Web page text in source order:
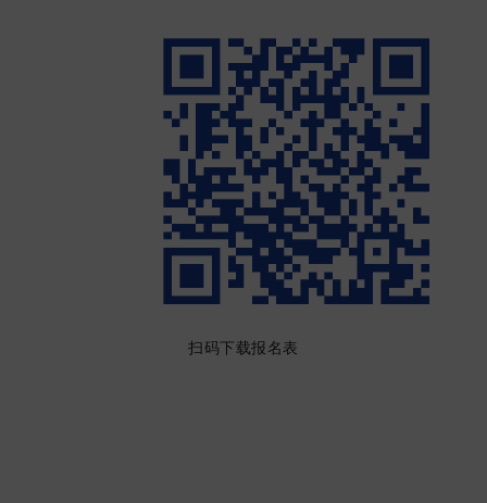
扫码下载报名表